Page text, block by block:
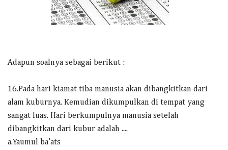
Adapun soalnya sebagai berikut :
16.Pada hari kiamat tiba manusia akan dibangkitkan dari
alam kuburnya. Kemudian dikumpulkan di tempat yang
sangat luas. Hari berkumpulnya manusia setelah
dibangkitkan dari kubur adalah ....
a.Yaumul ba’ats